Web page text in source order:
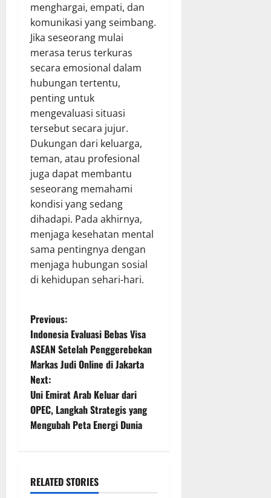
menghargai, empati, dan
komunikasi yang seimbang.
Jika seseorang mulai
merasa terus terkuras
secara emosional dalam
hubungan tertentu,
penting untuk
mengevaluasi situasi
tersebut secara jujur.
Dukungan dari keluarga,
teman, atau profesional
juga dapat membantu
seseorang memahami
kondisi yang sedang
dihadapi. Pada akhirnya,
menjaga kesehatan mental
sama pentingnya dengan
menjaga hubungan sosial
di kehidupan sehari-hari.
P
o
s
t
n
v
Previous:
Indonesia Evaluasi Bebas Visa
ASEAN Setelah Penggerebekan
Markas Judi Online di Jakarta
Next:
Uni Emirat Arab Keluar dari
OPEC, Langkah Strategis yang
Mengubah Peta Energi Dunia
RELATED STORIES